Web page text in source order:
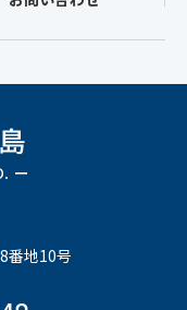
番地10号